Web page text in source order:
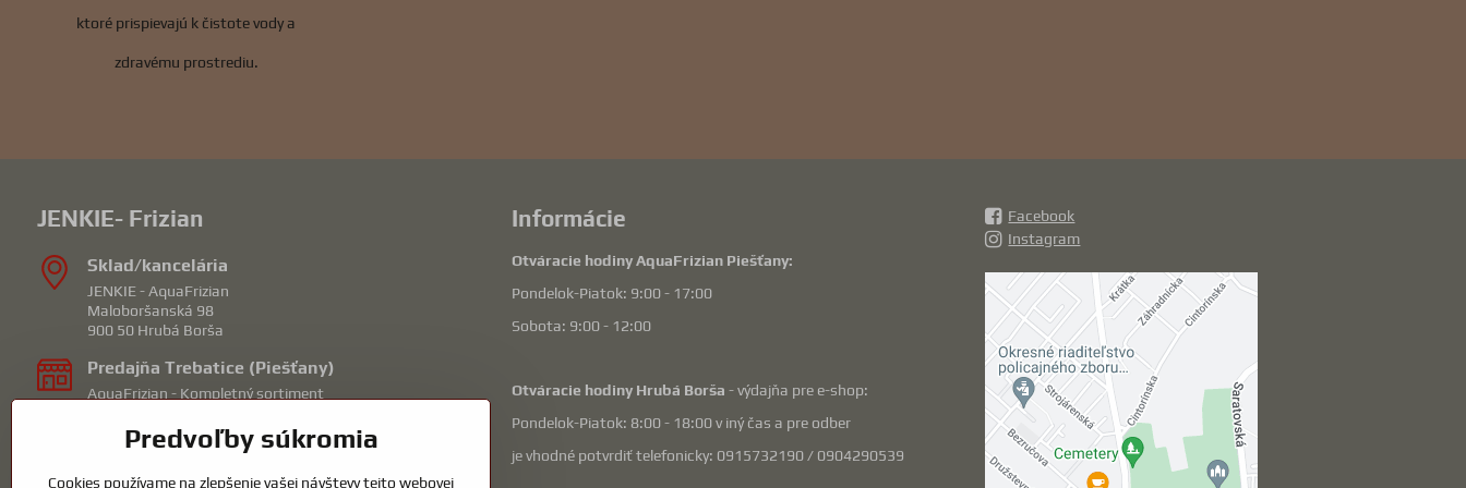
ktoré prispievajú k čistote vody a
zdravému prostrediu.
JENKIE- Frizian
Sklad/kancelária
JENKIE - AquaFrizian
Maloboršanská 98
900 50 Hrubá Borša
Predajňa Trebatice (Piešťany)
AquaFrizian - Kompletný sortiment
92210 Trebatice
mail: piestany@frizian.sk
Informácie
Otváracie hodiny AquaFrizian Piešťany:
Pondelok-Piatok: 9:00 - 17:00
Sobota: 9:00 - 12:00
Otváracie hodiny Hrubá Borša - výdajňa pre e-shop:
Pondelok-Piatok: 8:00 - 18:00 v iný čas a pre odber
je vhodné potvrdiť telefonicky: 0915732190 / 0904290539
Facebook
Instagram
Externý obsah je
blokovaný Voľbami
súkromia
Prajete si načítať externý obsah?
Povoliť tentokrát
Predvoľby súkromia
Cookies používame na zlepšenie vašej návštevy tejto webovej